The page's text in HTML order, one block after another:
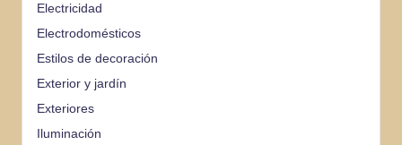
Electricidad
Electrodomésticos
Estilos de decoración
Exterior y jardín
Exteriores
Iluminación